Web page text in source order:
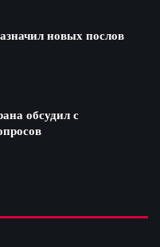
новых послов
обсудил с